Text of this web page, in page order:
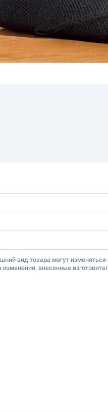
вид товара могут
изменения, внесенные